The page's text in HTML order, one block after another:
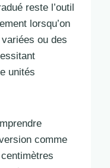
reste l’outil
lorsqu’on
ou des
unités
comme